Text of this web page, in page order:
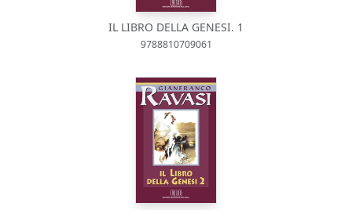
IL LIBRO DELLA GENESI. 1
9788810709061